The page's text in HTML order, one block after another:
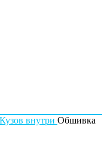
Кузов внутри Обшивка